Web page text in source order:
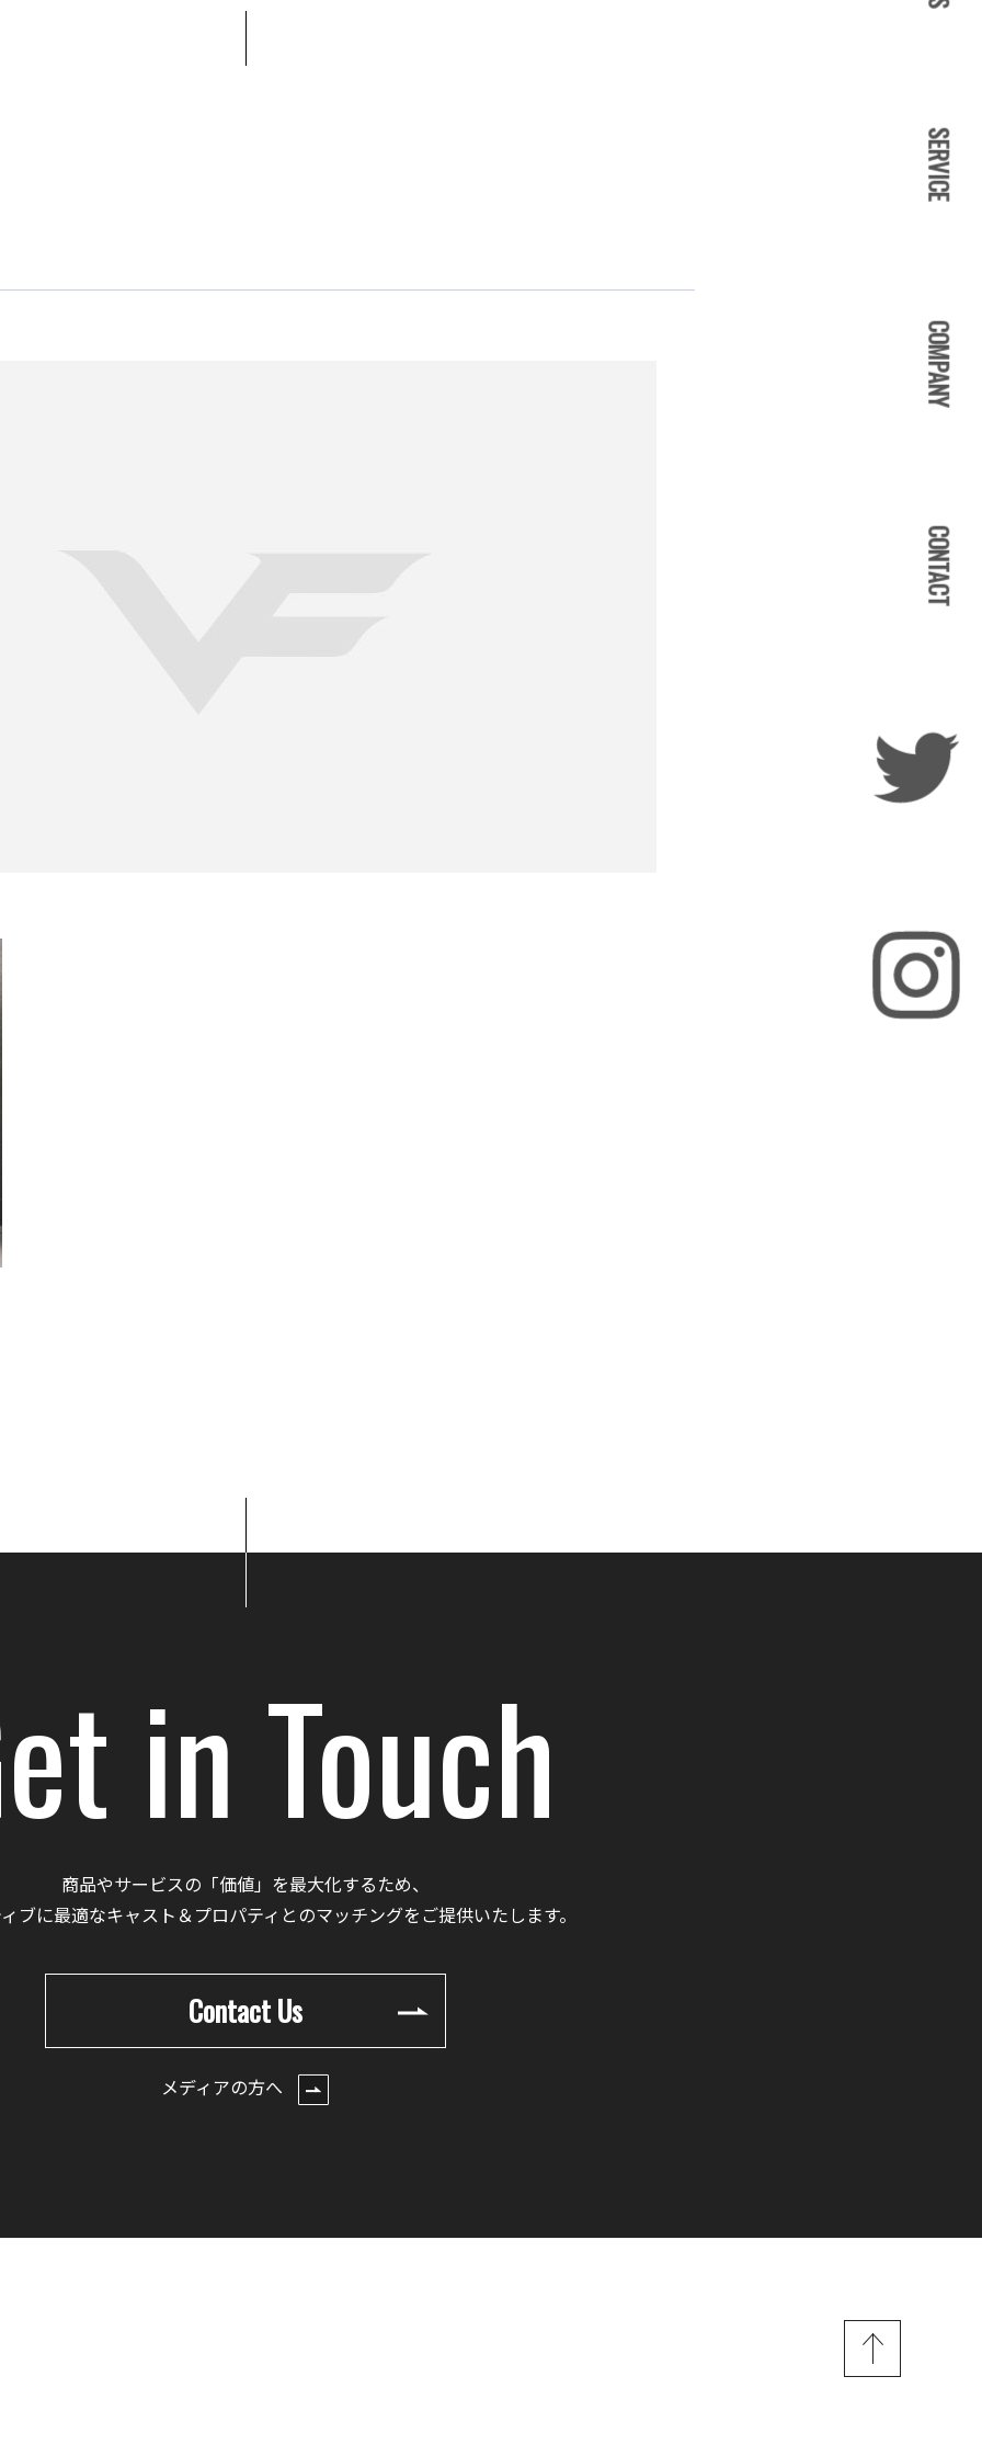
SERVICE
COMPANY
CONTACT
in Touch
商品やサービスの「価値」を最大化するため、
ブに最適なキャスト＆プロパティとのマッチングをご提供いたします。
Contact Us
メディアの方へ